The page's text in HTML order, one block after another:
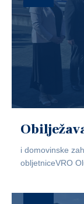
i domovinske
obljetniceVRO